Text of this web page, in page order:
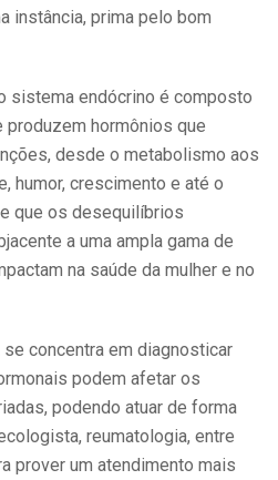
instância, prima pelo bom
sistema endócrino é composto
hormônios que
desde o metabolismo aos
humor, crescimento e até o
que os desequilíbrios
a uma ampla gama de
na saúde da mulher e no
concentra em diagnosticar
podem afetar os
podendo atuar de forma
reumatologia, entre
prover um atendimento mais